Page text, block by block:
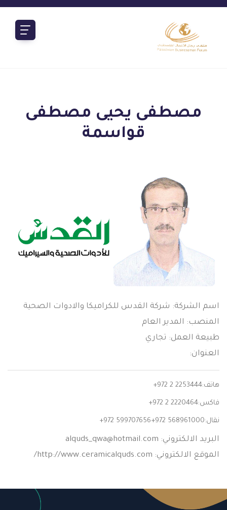
مصطفى يحيى مصطفى
قواسمة
اسم الشركة: شركة القدس للكراميكا والادوات الصحية
المنصب: المدير العام
طبيعة العمل: تجاري
العنوان:
هاتف:+972 2 2253444
فاكس:+972 2 2220464
نقال:+972 599707656+972 568961000
البريد الالكتروني: alquds_qwa@hotmail.com
الموقع الالكتروني: http://www.ceramicalquds.com/